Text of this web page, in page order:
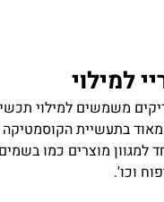
למילוי
משמשים למילוי
בתעשיית
למגוון מוצרים כמו
וכו'.